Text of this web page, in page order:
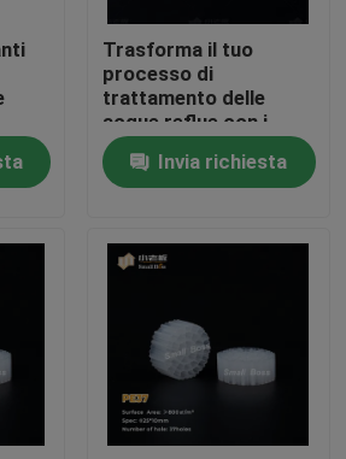
Trasforma il tuo
processo di
trattamento delle
acque reflue con i
media filtranti
flottanti: i media
biofiltri MBBR più
Invia richiesta